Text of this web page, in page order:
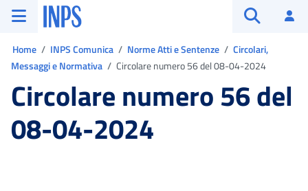
Vai al menu principale
Vai al contenuto principale
Vai al pie' di pagina
INPS ()
Home INPS Comunica Norme Atti e Sentenze
Circolari,
Messaggi e Normativa
Circolare numero 56 del 08-04-2024
Circolare numero 56 del
08-04-2024